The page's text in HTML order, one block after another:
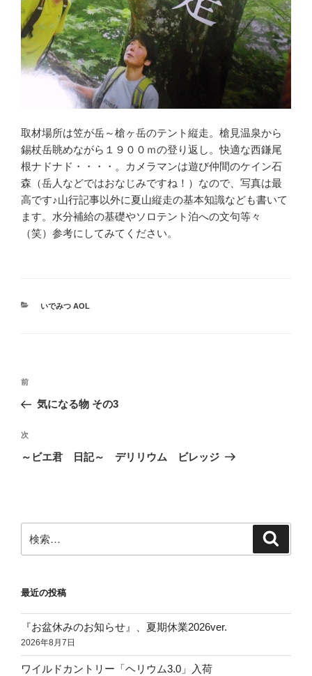
取材場所は笠が岳～槍ヶ岳のテント縦走。槍見温泉から
錫杖岳眺めながら１９００ｍの登り返し。快適な西鎌尾
根ナドナド・・・・。カメラマンは遊び仲間のケイン石
森（岳人などではおなじみですね！）なので、写真は最
高です♪山行記事以外に夏山縦走の基本知識なども書いて
ます。水分補給の基礎やソロテント泊への文句等々
（笑）参考にしてみてください。
カ
いでみつ AOL
投
ナ
ビ
ゲ
ン
前
の
稿
前
気になる物 その3
次
次
～ビエ君 日記～ デリリウム ビレッジ
索:
最近の投稿
『お盆休みのお知らせ』、夏期休業2026ver.
2026年8月7日
ワイルドカントリー「ヘリウム3.0」入荷